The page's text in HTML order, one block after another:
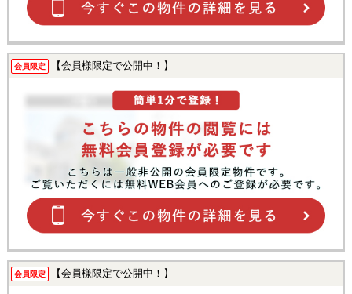
会員限定 【会員様限定で公開中！】
会員限定 【会員様限定で公開中！】